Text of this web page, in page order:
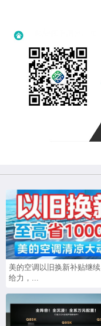
美的空调以旧换新补贴继
给力，...